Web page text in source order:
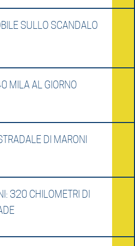
SULLO SCANDALO
MILA AL GIORNO
DI MARONI
320 CHILOMETRI DI